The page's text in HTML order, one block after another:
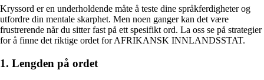
Kryssord er en underholdende måte å teste dine språkferdigheter og
utfordre din mentale skarphet. Men noen ganger kan det være
frustrerende når du sitter fast på ett spesifikt ord. La oss se på strategier
for å finne det riktige ordet for AFRIKANSK INNLANDSSTAT.
1. Lengden på ordet